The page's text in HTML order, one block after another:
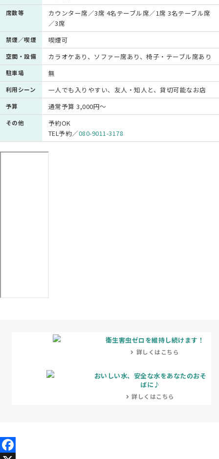
席数等
カウンター席／3席 4名テーブル席／1席 3名テーブル席
／3席
禁煙／喫煙 喫煙可
空間・設備 カラオケあり、ソファー席あり、椅子・テーブル席あり
駐車場 無
利用シーン 一人でも入りやすい、友人・知人と、貸切可能なお店
予算 通常予算 3,000円～
その他
予約OK
TEL予約／080-9011-3178
衛生害虫ゼロを維持し続けます！
詳しくはこちら
おいしい水、安全な水をあなたのおそ
ばに♪
詳しくはこちら